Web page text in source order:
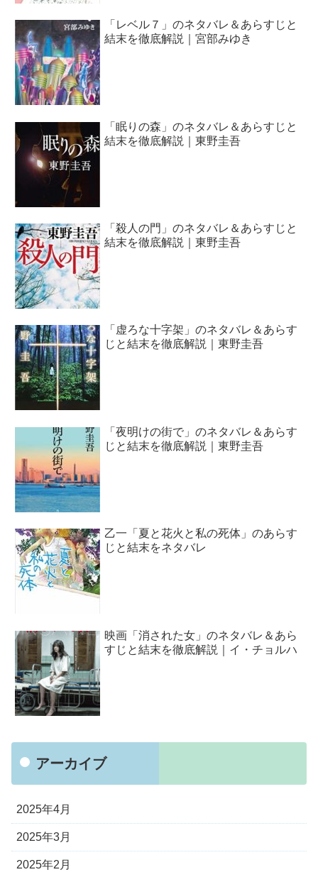
「レベル７」のネタバレ＆あらすじと
結末を徹底解説｜宮部みゆき
「眠りの森」のネタバレ＆あらすじと
結末を徹底解説｜東野圭吾
「殺人の門」のネタバレ＆あらすじと
結末を徹底解説｜東野圭吾
「虚ろな十字架」のネタバレ＆あらす
じと結末を徹底解説｜東野圭吾
「夜明けの街で」のネタバレ＆あらす
じと結末を徹底解説｜東野圭吾
乙一「夏と花火と私の死体」のあらす
じと結末をネタバレ
映画「消された女」のネタバレ＆あら
すじと結末を徹底解説｜イ・チョルハ
アーカイブ
2025年4月
2025年3月
2025年2月